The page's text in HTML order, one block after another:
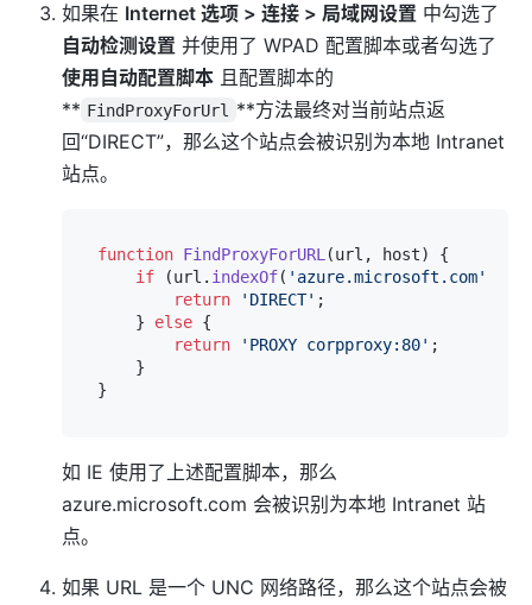
如果在 Internet 选项 > 连接 > 局域网设置 中勾选了
自动检测设置 并使用了 WPAD 配置脚本或者勾选了
使用自动配置脚本 且配置脚本的
** FindProxyForUrl
**方法最终对当前站点返
回“DIRECT”，那么这个站点会被识别为本地 Intranet
站点。
function FindProxyForURL(url, host) {
if (url. indexOf( 'azure.microsoft.com'
return
'DIRECT' ;
    }
else {
return
'PROXY corpproxy:80' ;
    }
如 IE 使用了上述配置脚本，那么
azure.microsoft.com 会被识别为本地 Intranet 站
点。
如果 URL 是一个 UNC 网络路径，那么这个站点会被